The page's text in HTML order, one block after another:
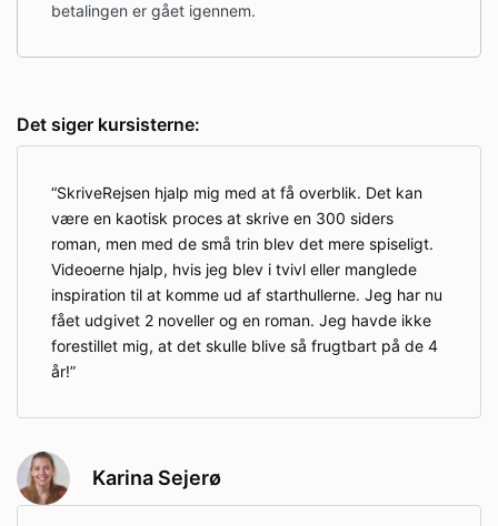
betalingen er gået igennem.
Det siger kursisterne:
SkriveRejsen hjalp mig med at få overblik. Det kan
være en kaotisk proces at skrive en 300 siders
roman, men med de små trin blev det mere spiseligt.
Videoerne hjalp, hvis jeg blev i tvivl eller manglede
inspiration til at komme ud af starthullerne. Jeg har nu
fået udgivet 2 noveller og en roman. Jeg havde ikke
forestillet mig, at det skulle blive så frugtbart på de 4
år!
Karina Sejerø